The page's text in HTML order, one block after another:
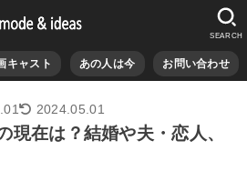
キャスト あの人は今 お問い合わせ
SEARCH
2024.05.01
現在は？結婚や夫・恋人、